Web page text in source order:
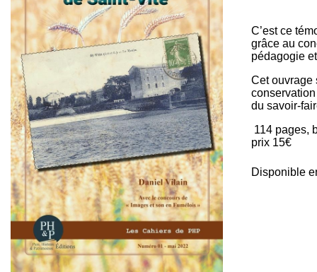
C’est ce
grâce au
pédagogie
Cet ouvrage
du savoir-
114 pages,
prix 15€
Disponible